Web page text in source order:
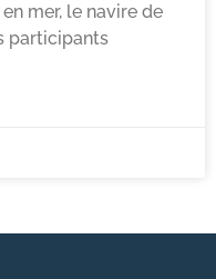
mer, le navire de
participants